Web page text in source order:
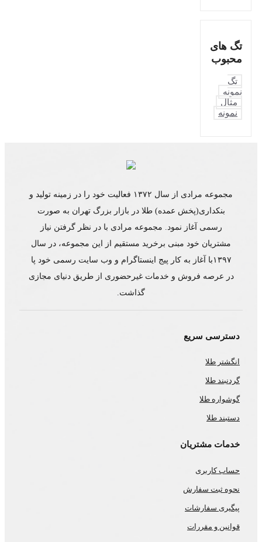
تگ های
محبوب
تگ
نمونه
مثال
نمونه
مجموعه مرادی از سال ۱۳۷۲ فعالیت خود را در زمینه تولید و
بنکداری(پخش عمده) طلا در بازار بزرگ تهران به صورت
رسمی آغاز نمود. مجموعه مرادی با در نظر گرفتن نیاز
مشتریان خود مبنی برخرید مستقیم از این مجموعه، در سال
۱۳۹۷با آغاز به کار پیج اینستاگرام و وب سایت رسمی خود پا
در عرصه فروش و خدمات غیرحضوری از طریق دنیای مجازی
گذاشت.
دسترسی سریع
انگشتر طلا
گردنبند طلا
گوشواره طلا
دستبند طلا
خدمات مشتریان
حساب کاربری
نحوه ثبت سفارش
پیگیری سفارشات
قوانین و مقررات